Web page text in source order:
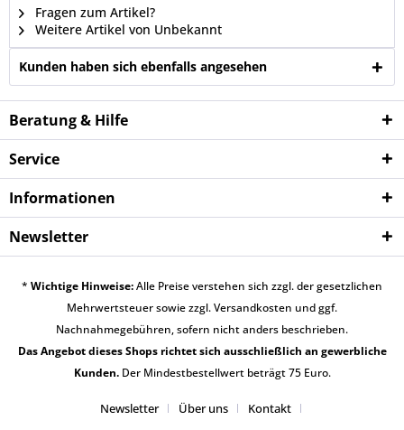
Fragen zum Artikel?
Weitere Artikel von Unbekannt
Kunden haben sich ebenfalls angesehen
Beratung & Hilfe
Service
Informationen
Newsletter
* Wichtige Hinweise:Alle Preise verstehen sich zzgl. der gesetzlichen
Mehrwertsteuer sowie zzgl.Versandkosten und ggf.
Nachnahmegebühren, sofern nicht anders beschrieben.
Das Angebot dieses Shops richtet sich ausschließlich an gewerbliche
Kunden.Der Mindestbestellwert beträgt 75 Euro.
Newsletter Über uns
Kontakt